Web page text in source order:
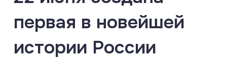
первая в новейшей
истории России